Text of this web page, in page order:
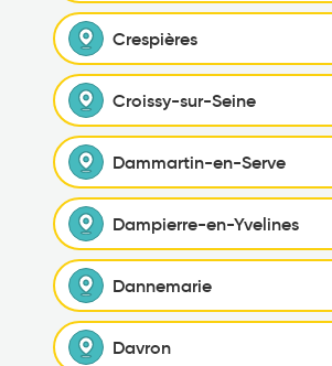
Crespières
Croissy-sur-Seine
Dammartin-en-Serve
Dampierre-en-Yvelines
Dannemarie
Davron